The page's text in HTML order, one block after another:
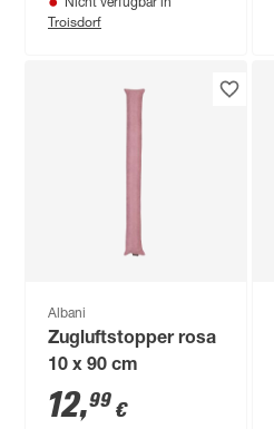
Nicht verfügbar in
Troisdorf
Albani
Zugluftstopper rosa
10 x 90 cm
12,99 €